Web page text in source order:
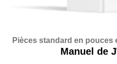
Pièces standard en pouces
Manuel de